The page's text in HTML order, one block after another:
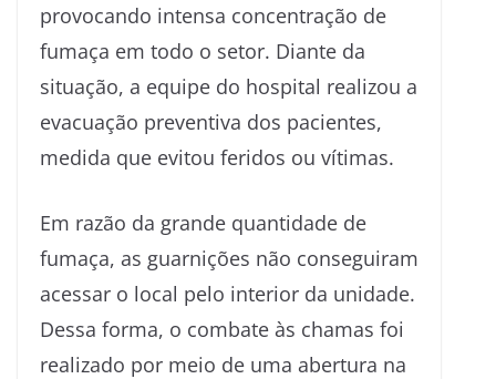
provocando intensa concentração de
fumaça em todo o setor. Diante da
situação, a equipe do hospital realizou a
evacuação preventiva dos pacientes,
medida que evitou feridos ou vítimas.
Em razão da grande quantidade de
fumaça, as guarnições não conseguiram
acessar o local pelo interior da unidade.
Dessa forma, o combate às chamas foi
realizado por meio de uma abertura na